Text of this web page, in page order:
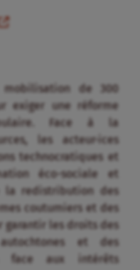
de 300
exiger une réforme
Face à la
les acteur·ices
technocratiques et
éco-sociale et
la redistribution des
coutumiers et des
garantir les droits des
et des
face aux intérêts